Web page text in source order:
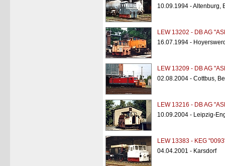
10.09.1994 - Altenburg,
LEW 13202 - DB AG
16.07.1994 -
LEW 13209 - DB AG
02.08.2004 - Cottbus,
LEW 13216 - DB AG
10.09.2004 - Leipzig-
LEW 13383 - KEG
04.04.2001 - Karsdorf